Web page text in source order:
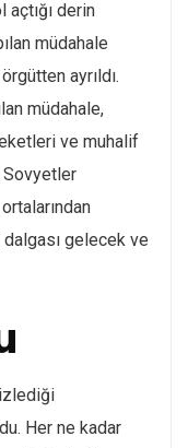
açtığı derin
müdahale
ayrıldı.
müdahale,
ve muhalif
Sovyetler
gelecek ve
Her ne kadar